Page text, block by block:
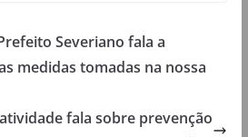
Severiano fala a
medidas tomadas na nossa
fala sobre prevenção